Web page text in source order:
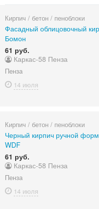
Кирпич / бетон / пеноблоки
Фасадный облицовочный
Бомон
61 руб.
Каркас-58 Пенза
Пенза
14 июля
Кирпич / бетон / пеноблоки
Черный кирпич ручной
WDF
61 руб.
Каркас-58 Пенза
Пенза
14 июля